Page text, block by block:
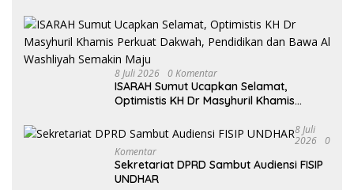
8 Juli 2026 0 Komentar
ISARAH Sumut Ucapkan Selamat,
Optimistis KH Dr Masyhuril Khamis
Al Washliyah Semakin Maju
8 Juli
2026 0
Komentar
Sekretariat DPRD Sambut Audiensi FISIP
UNDHAR